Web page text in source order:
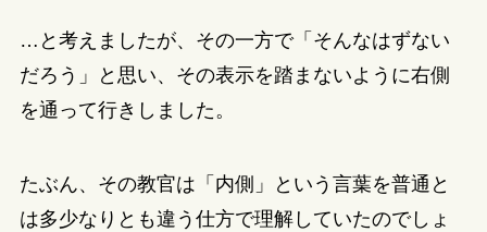
…と考えましたが、その一方で「そんなはずない
だろう」と思い、その表示を踏まないように右側
を通って行きしました。
たぶん、その教官は「内側」という言葉を普通と
は多少なりとも違う仕方で理解していたのでしょ